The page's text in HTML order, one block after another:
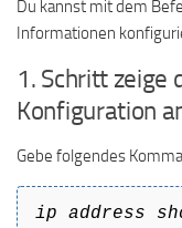
Du kannst mit dem
Informationen
1. Schritt zeige
Konfiguration
Gebe folgendes
ip address